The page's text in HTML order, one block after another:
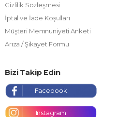
Gizlilik Sözleşmesi
İptal ve İade Koşulları
Müşteri Memnuniyeti Anketi
Arıza / Şikayet Formu
Bizi Takip Edin
Facebook
Instagram